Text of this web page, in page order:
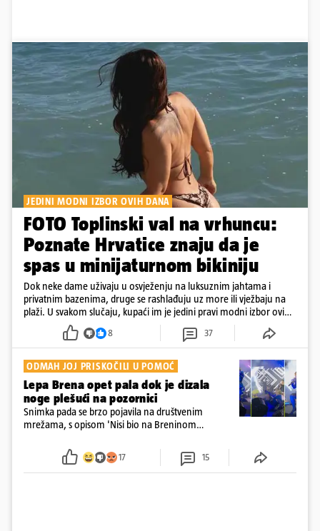
JEDINI MODNI IZBOR OVIH DANA
FOTO Toplinski val na vrhuncu:
Poznate Hrvatice znaju da je
spas u minijaturnom bikiniju
Dok neke dame uživaju u osvježenju na luksuznim jahtama i
privatnim bazenima, druge se rashlađuju uz more ili vježbaju na
plaži. U svakom slučaju, kupaći im je jedini pravi modni izbor ovih
8 37
ODMAH JOJ PRISKOČILI U POMOĆ
Lepa Brena opet pala dok je dizala
noge plešući na pozornici
Snimka pada se brzo pojavila na društvenim
mrežama, s opisom 'Nisi bio na Breninom
Srećom, pjevačica se nije ozlijedila nego je s
osmijehom nastavila pjevati
17 15